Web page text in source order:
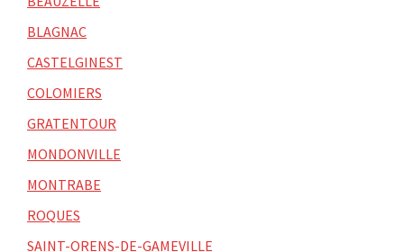
BLAGNAC
CASTELGINEST
COLOMIERS
GRATENTOUR
MONDONVILLE
MONTRABE
ROQUES
SAINT-ORENS-DE-GAMEVILLE